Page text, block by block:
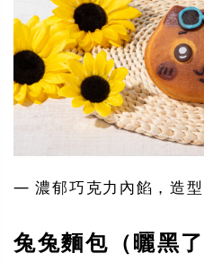
— 濃郁巧克力內餡，造型
兔兔麵包（曬黑